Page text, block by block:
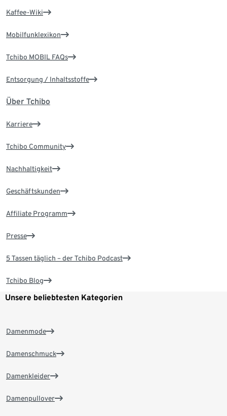
Kaffee-Wiki
Mobilfunklexikon
Tchibo MOBIL FAQs
Entsorgung / Inhaltsstoffe
Über Tchibo
Karriere
Tchibo Community
Nachhaltigkeit
Geschäftskunden
Affiliate Programm
Presse
5 Tassen täglich – der Tchibo Podcast
Tchibo Blog
Unsere beliebtesten Kategorien
Damenmode
Damenschmuck
Damenkleider
Damenpullover